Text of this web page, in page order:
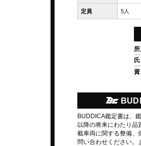
定員 5人
BUDDICA鑑定書は、
以降の将来にわたり
載車両に関する整備、
問い合わせください。